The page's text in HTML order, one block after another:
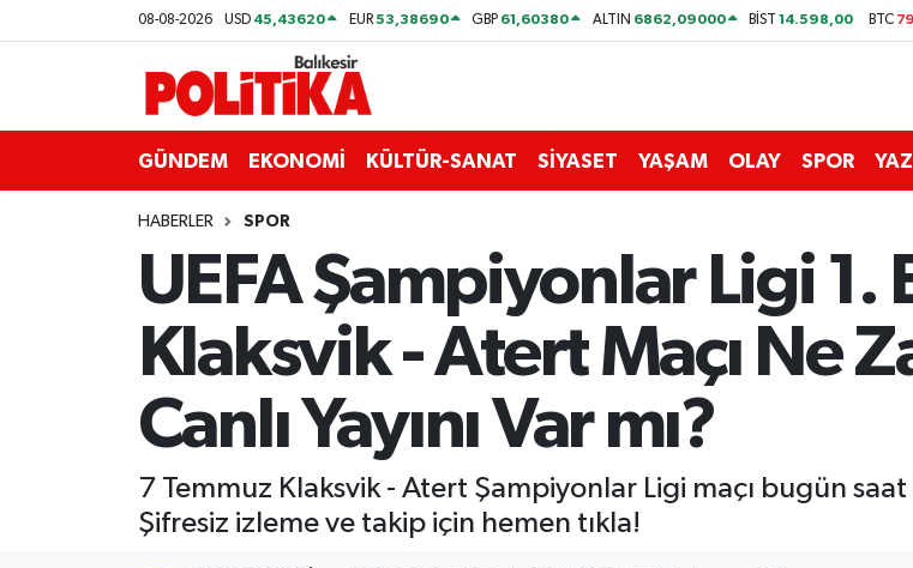
08-08-2026 USD 45,43620 EUR53,38690 GBP 61,60380 ALTIN 6862,09000 BİST14.598,00 BTC
GÜNDEM EKONOMİ KÜLTÜR-SANAT SİYASET YAŞAM OLAY SPOR
HABERLER SPOR
UEFA Şampiyonlar Ligi 1.
Klaksvik - Atert Maçı Ne
Canlı Yayını Var mı?
7 Temmuz Klaksvik - Atert Şampiyonlar Ligi maçı bugün saat
Şifresiz izleme ve takip için hemen tıkla!
ASTROLOJİ
BİYOGRAFİLER
Balıkesir Nöbetçi Eczaneler
Balıkesir Hava Durumu
Balıkesir Namaz Vakitleri
Balıkesir Trafik Yoğunluk Haritası
Süper Lig Puan Durumu ve Fikstür
Tüm Manşetler
Haber Arşivi